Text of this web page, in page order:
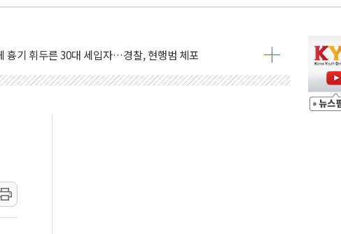
안동·의성 특별재난지역 선포
30억원
재개…"재무구조 개편"
단과 군 장병 금융교육·전역 지원 협약
강보험' 6개월 배타적사용권 획득
기 상폐 위기…관리종목 우려 지정예고 총 63개